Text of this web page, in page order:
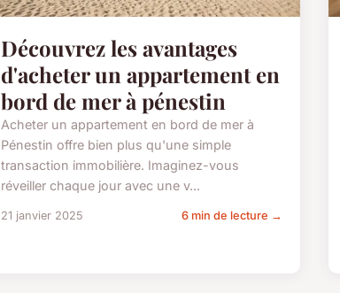
Découvrez les avantages
d'acheter un appartement en
bord de mer à pénestin
Acheter un appartement en bord de mer à
Pénestin offre bien plus qu'une simple
transaction immobilière. Imaginez-vous
réveiller chaque jour avec une v...
21 janvier 2025 6 min de lecture →